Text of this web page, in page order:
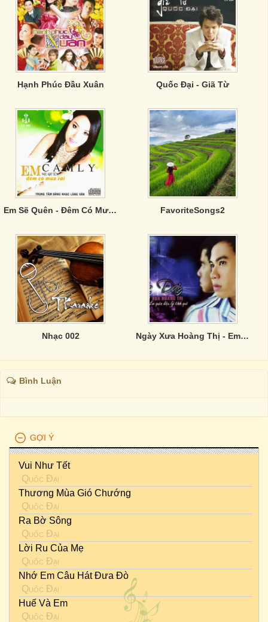
Hạnh Phúc Đầu Xuân Quốc Đại - Giã Từ
Em Sẽ Quên - Đêm Có Mưa Rơi FavoriteSongs2
Nhạc 002 Ngày Xưa Hoàng Thị - Em Quên Điệu Lý Tình Quê
Bình Luận
GỢI Ý
Vui Như Tết
Quốc Đại
Thương Mùa Gió Chướng
Quốc Đại
Ra Bờ Sông
Quốc Đại
Lời Ru Của Mẹ
Quốc Đại
Nhớ Em Câu Hát Đưa Đò
Quốc Đại
Huế Và Em
Quốc Đại